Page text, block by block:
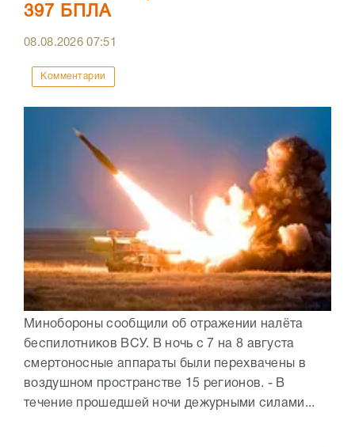
397 БПЛА
08.08.202607:51
Комментарии
Минобороны сообщили об отражении налёта
беспилотников ВСУ. В ночь с 7 на 8 августа
смертоносные аппараты были перехвачены в
воздушном пространстве 15 регионов. - В
течение прошедшей ночи дежурными силами...